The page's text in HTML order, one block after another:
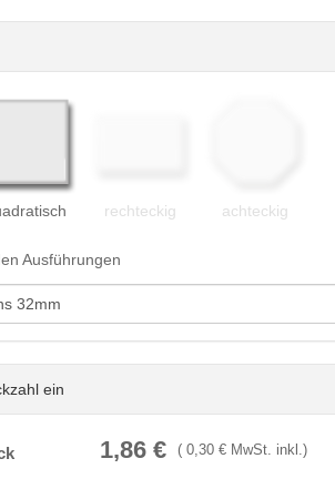
rechteckig achteckig
Ausführungen
ein
1,86€ ( 0,30€ MwSt. inkl.)
< /picture>